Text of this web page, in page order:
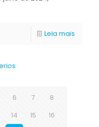
Leia mais
6 7
8
14 15
16